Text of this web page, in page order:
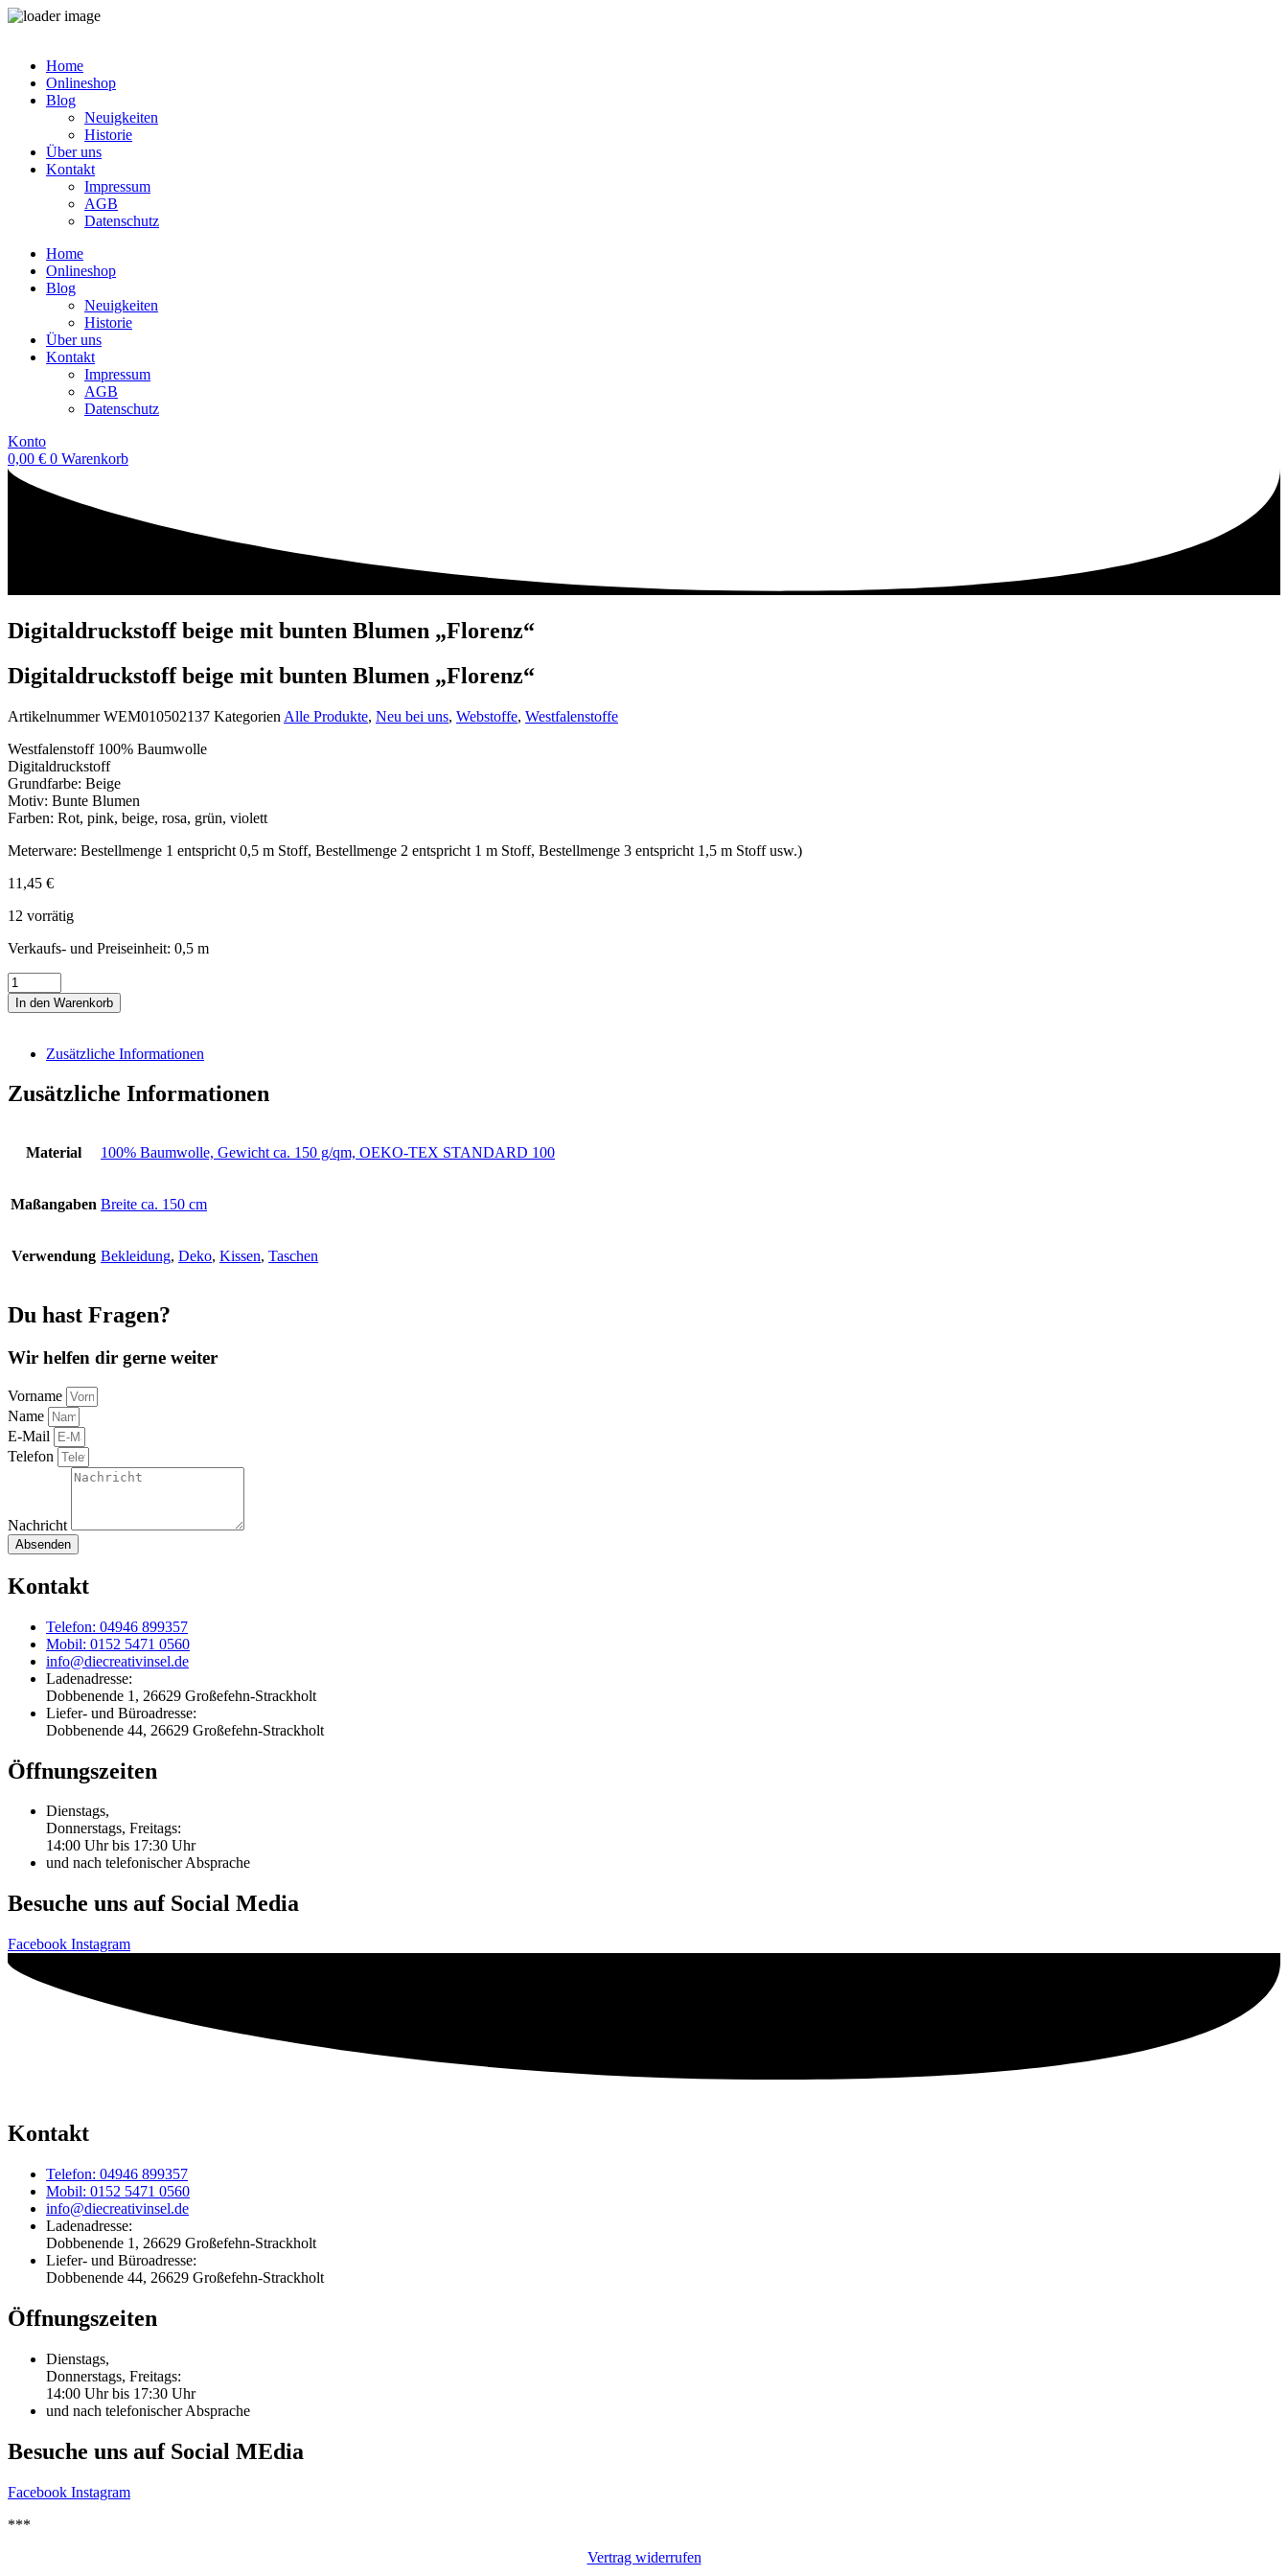
springenHome
Onlineshop
Blog
Neuigkeiten
Historie
Über uns
Kontakt
Impressum
AGB
Datenschutz
Home
Onlineshop
Blog
Neuigkeiten
Historie
Über uns
Kontakt
Impressum
AGB
Datenschutz
Konto
0,00 € 0 Warenkorb
Digitaldruckstoff beige mit bunten Blumen „Florenz“
Digitaldruckstoff beige mit bunten Blumen „Florenz“
ArtikelnummerWEM010502137 Kategorien Alle Produkte, Neu bei uns, Webstoffe, Westfalenstoffe
Westfalenstoff 100% Baumwolle
Digitaldruckstoff
Grundfarbe: Beige
Motiv: Bunte Blumen
Farben: Rot, pink, beige, rosa, grün, violett
Meterware: Bestellmenge 1 entspricht 0,5 m Stoff, Bestellmenge 2 entspricht 1 m Stoff, Bestellmenge 3 entspricht 1,5 m Stoff usw.)
11,45 €
12 vorrätig
Verkaufs- und Preiseinheit: 0,5 m
Digitaldruckstoff
beige
mit
Blumen
"Florenz"
Menge
In den Warenkorb
Zusätzliche Informationen
Zusätzliche Informationen
Material 100% Baumwolle, Gewicht ca. 150 g/qm, OEKO-TEX STANDARD 100
Maßangaben Breite ca. 150 cm
Verwendung Bekleidung, Deko, Kissen, Taschen
Du hast Fragen?
Wir helfen dir gerne weiter
Vorname
Name
E-Mail
Telefon
Nachricht
Absenden
Kontakt
Telefon: 04946 899357
Mobil: 0152 5471 0560
info@diecreativinsel.de
Ladenadresse:
Dobbenende 1, 26629 Großefehn-Strackholt
Liefer- und Büroadresse:
Dobbenende 44, 26629 Großefehn-Strackholt
Öffnungszeiten
Dienstags,
Donnerstags, Freitags:
14:00 Uhr bis 17:30 Uhr
und nach telefonischer Absprache
Besuche uns auf Social Media
Facebook Instagram
Kontakt
Telefon: 04946 899357
Mobil: 0152 5471 0560
info@diecreativinsel.de
Ladenadresse:
Dobbenende 1, 26629 Großefehn-Strackholt
Liefer- und Büroadresse:
Dobbenende 44, 26629 Großefehn-Strackholt
Öffnungszeiten
Dienstags,
Donnerstags, Freitags:
14:00 Uhr bis 17:30 Uhr
und nach telefonischer Absprache
Besuche uns auf Social MEdia
Facebook Instagram
***
Vertrag widerrufen